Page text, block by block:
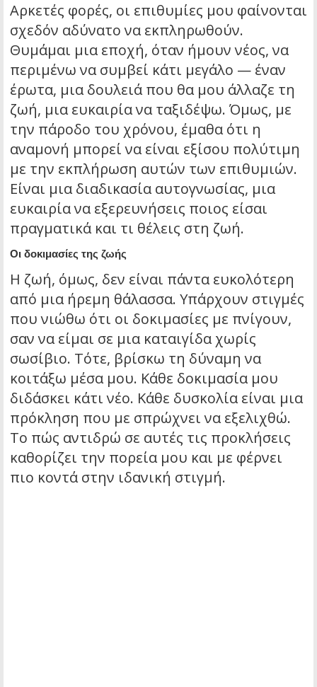
Αρκετές φορές, οι επιθυμίες μου φαίνονται
σχεδόν αδύνατο να εκπληρωθούν.
Θυμάμαι μια εποχή, όταν ήμουν νέος, να
περιμένω να συμβεί κάτι μεγάλο — έναν
έρωτα, μια δουλειά που θα μου άλλαζε τη
ζωή, μια ευκαιρία να ταξιδέψω. Όμως, με
την πάροδο του χρόνου, έμαθα ότι η
αναμονή μπορεί να είναι εξίσου πολύτιμη
με την εκπλήρωση αυτών των επιθυμιών.
Είναι μια διαδικασία αυτογνωσίας, μια
ευκαιρία να εξερευνήσεις ποιος είσαι
πραγματικά και τι θέλεις στη ζωή.
Οι δοκιμασίες της ζωής
Η ζωή, όμως, δεν είναι πάντα ευκολότερη
από μια ήρεμη θάλασσα. Υπάρχουν στιγμές
που νιώθω ότι οι δοκιμασίες με πνίγουν,
σαν να είμαι σε μια καταιγίδα χωρίς
σωσίβιο. Τότε, βρίσκω τη δύναμη να
κοιτάξω μέσα μου. Κάθε δοκιμασία μου
διδάσκει κάτι νέο. Κάθε δυσκολία είναι μια
πρόκληση που με σπρώχνει να εξελιχθώ.
Το πώς αντιδρώ σε αυτές τις προκλήσεις
καθορίζει την πορεία μου και με φέρνει
πιο κοντά στην ιδανική στιγμή.